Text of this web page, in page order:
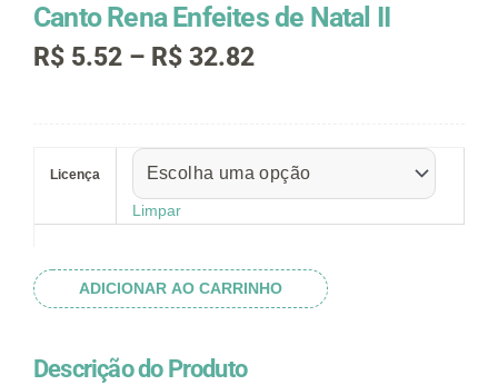
Canto Rena Enfeites de Natal II
R$ 5.52 – R$ 32.82Faixa
através
R$ 32.82
Licença
Limpar
Enfeites
quantidadeADICIONAR AO CARRINHO
Descrição do Produto